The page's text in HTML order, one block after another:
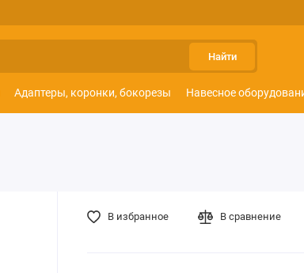
Найти
Адаптеры, коронки, бокорезы Навесное
В избранное В сравнение